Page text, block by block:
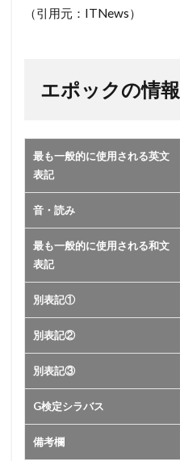
ポ
情
（引用元：ITNews）
エポックの情報
最も一般的に使用される英文
表記
音・読み
最も一般的に使用される和文
表記
別表記①
別表記②
別表記③
G検定シラバス
備考欄